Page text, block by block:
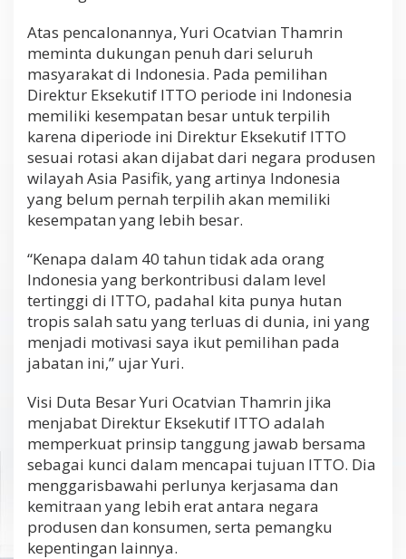
Atas pencalonannya, Yuri Ocatvian Thamrin
meminta dukungan penuh dari seluruh
masyarakat di Indonesia. Pada pemilihan
Direktur Eksekutif ITTO periode ini Indonesia
memiliki kesempatan besar untuk terpilih
karena diperiode ini Direktur Eksekutif ITTO
sesuai rotasi akan dijabat dari negara produsen
wilayah Asia Pasifik, yang artinya Indonesia
yang belum pernah terpilih akan memiliki
kesempatan yang lebih besar.
“Kenapa dalam 40 tahun tidak ada orang
Indonesia yang berkontribusi dalam level
tertinggi di ITTO, padahal kita punya hutan
tropis salah satu yang terluas di dunia, ini yang
menjadi motivasi saya ikut pemilihan pada
jabatan ini,” ujar Yuri.
Visi Duta Besar Yuri Ocatvian Thamrin jika
menjabat Direktur Eksekutif ITTO adalah
memperkuat prinsip tanggung jawab bersama
sebagai kunci dalam mencapai tujuan ITTO. Dia
menggarisbawahi perlunya kerjasama dan
kemitraan yang lebih erat antara negara
produsen dan konsumen, serta pemangku
kepentingan lainnya.